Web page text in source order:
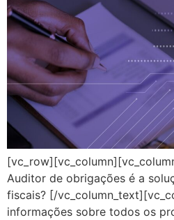
Auditor de obrigações é a
fiscais? [/
informações sobre todos os